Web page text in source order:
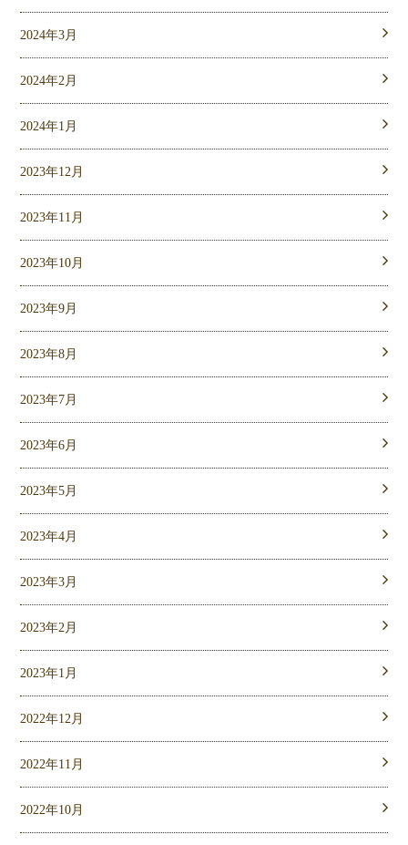
2024年3月
2024年2月
2024年1月
2023年12月
2023年11月
2023年10月
2023年9月
2023年8月
2023年7月
2023年6月
2023年5月
2023年4月
2023年3月
2023年2月
2023年1月
2022年12月
2022年11月
2022年10月